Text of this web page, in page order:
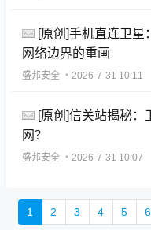
[原创]手机直连卫星
网络边界的重画
盛邦安全 ・2026-7-31 10:11
[原创]信关站揭秘：
网？
盛邦安全 ・2026-7-31 10:07
1 2 3 4 5 6